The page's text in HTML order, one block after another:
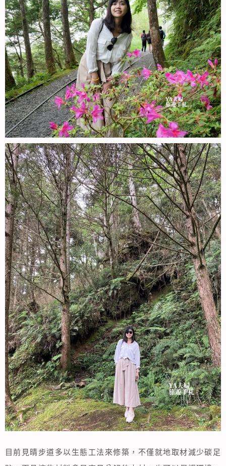
目前見晴步道多以生態工法來修築，不僅就地取材減少碳足